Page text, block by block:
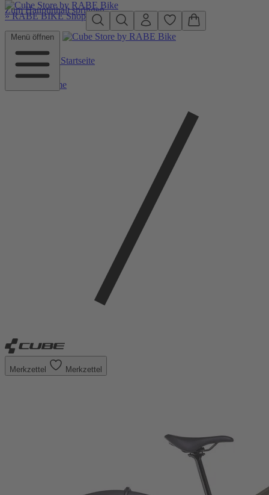
Zum Hauptinhalt springen
»RABE BIKE Shop
Menü öffnen
Zurück zu Startseite
Home
Merkzettel Merkzettel